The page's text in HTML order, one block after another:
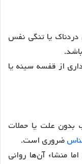
یا تنگی نفس
از قفسه سینه یا
بدون علت یا حملات
ضروری است.
منشاء آن‌ها روانی